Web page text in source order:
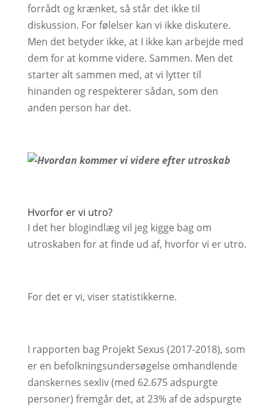
forrådt og krænket, så står det ikke til
diskussion. For følelser kan vi ikke diskutere.
Men det betyder ikke, at I ikke kan arbejde med
dem for at komme videre. Sammen. Men det
starter alt sammen med, at vi lytter til
hinanden og respekterer sådan, som den
anden person har det.
Hvorfor er vi utro?
I det her blogindlæg vil jeg kigge bag om
utroskaben for at finde ud af, hvorfor vi er utro.
For det er vi, viser statistikkerne.
I rapporten bag Projekt Sexus (2017-2018), som
er en befolkningsundersøgelse omhandlende
danskernes sexliv (med 62.675 adspurgte
personer) fremgår det, at 23% af de adspurgte